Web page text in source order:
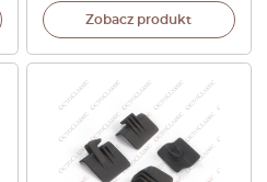
Zobacz produkt